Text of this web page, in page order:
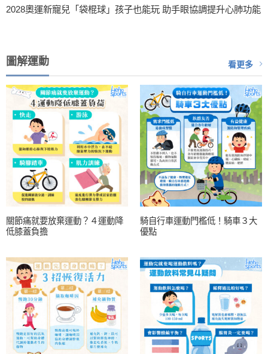
2028奧運新寵兒「袋棍球」孩子也能玩 助手眼協調提升心肺功能
圖解運動 看更多
關節痛就要放棄運動？４運動降
低膝蓋負擔
騎自行車運動門檻低！騎車３大
優點